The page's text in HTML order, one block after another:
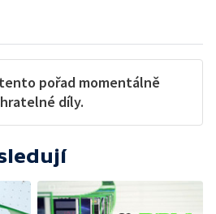
pořad momentálně
díly.